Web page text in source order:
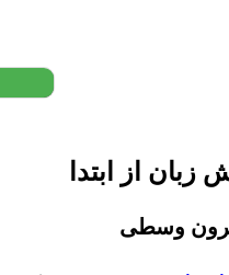
زبان از ابتدا
قرون وسطی